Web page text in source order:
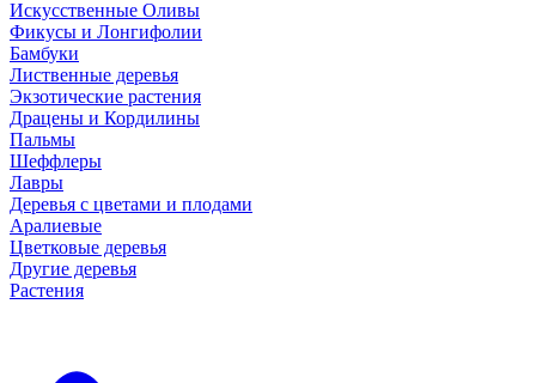
Искусственные Оливы
Фикусы и Лонгифолии
Бамбуки
Лиственные деревья
Экзотические растения
Драцены и Кордилины
Пальмы
Шеффлеры
Лавры
Деревья с цветами и плодами
Аралиевые
Цветковые деревья
Другие деревья
Растения